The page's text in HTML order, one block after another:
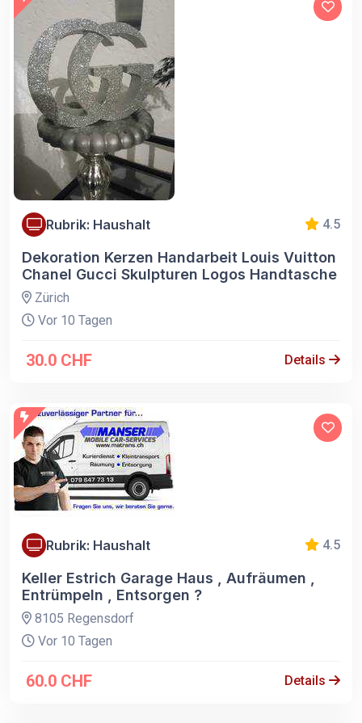
Rubrik: Haushalt 4.5
Dekoration Kerzen Handarbeit Louis Vuitton
Chanel Gucci Skulpturen Logos Handtasche
Zürich
Vor 10 Tagen
30.0 CHF Details
Rubrik: Haushalt 4.5
Keller Estrich Garage Haus , Aufräumen ,
Entrümpeln , Entsorgen ?
8105 Regensdorf
Vor 10 Tagen
60.0 CHF Details